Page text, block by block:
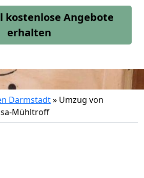
kostenlose Angebote
erhalten
Darmstadt» Umzug von
Mühltroff